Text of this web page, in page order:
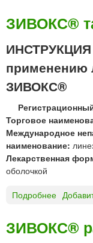
ЗИВОКС®
ИНСТРУКЦИЯ
применению
ЗИВОКС®
Торговое
Международное
наименование:
Лекарственная
оболочкой
Подробнее
И
В
ЗИВОКС®